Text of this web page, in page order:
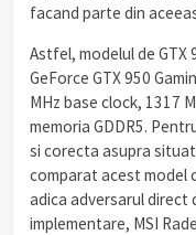
facand parte din
Astfel, modelul de
GeForce GTX 950
MHz base clock, 1317
memoria GDDR5.
si corecta asupra
comparat acest model
adica adversarul direct
implementare, MSI